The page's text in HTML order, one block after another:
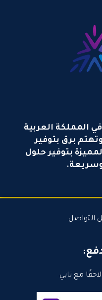
المملكة العربية
عام 2021 , وتهتم برق بتوفير
بتوفير حلول
مع تابي
التواصل